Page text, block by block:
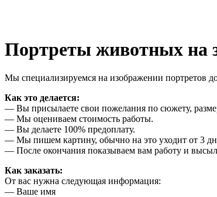
Портреты животных на
Мы специализируемся на изображении портретов
Как это делается:
— Вы присылаете свои пожелания по сюжету,
— Мы оцениваем стоимость работы.
— Вы делаете 100% предоплату.
— Мы пишем картину, обычно на это уходит от 3
— После окончания показываем вам работу и
Как заказать:
От вас нужна следующая информация:
— Ваше имя